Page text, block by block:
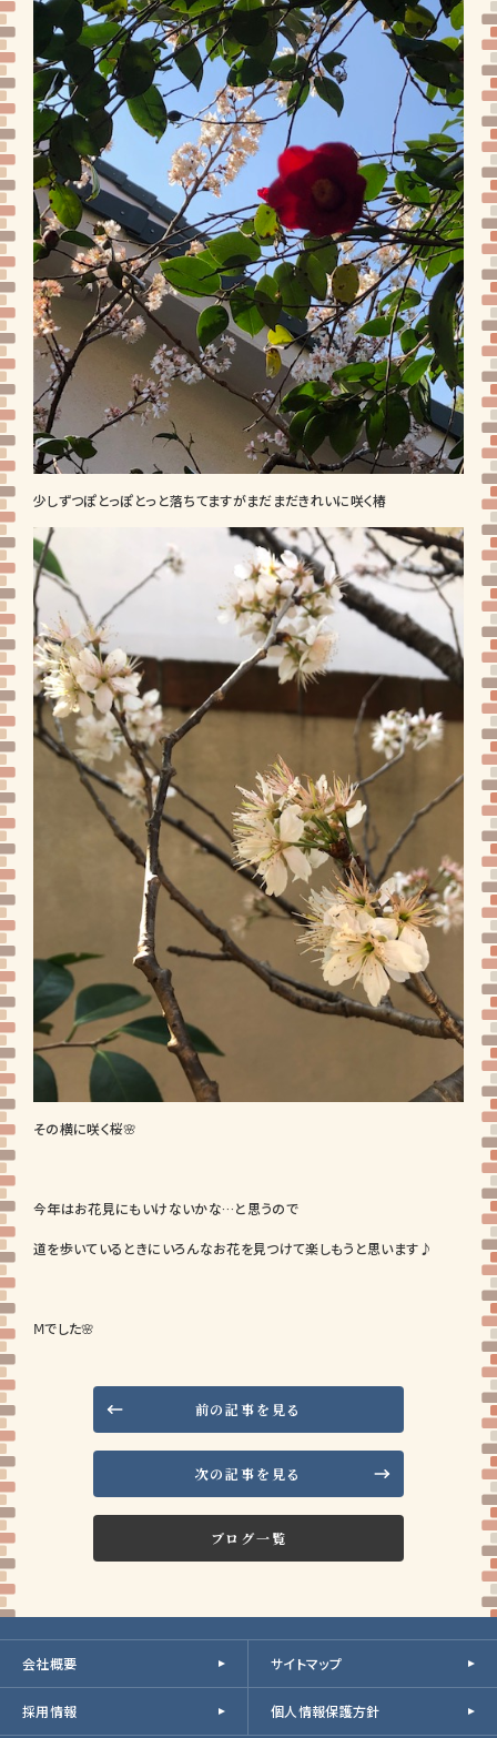
少しずつぽとっぽとっと落ちてますがまだまだきれいに咲く椿
その横に咲く桜🌸
今年はお花見にもいけないかな…と思うので
道を歩いているときにいろんなお花を見つけて楽しもうと思います♪
Ⅿでした🌸
前の記事を見る
ブログ一覧
次の記事を見る
会社概要 サイトマップ
採用情報 個人情報保護方針